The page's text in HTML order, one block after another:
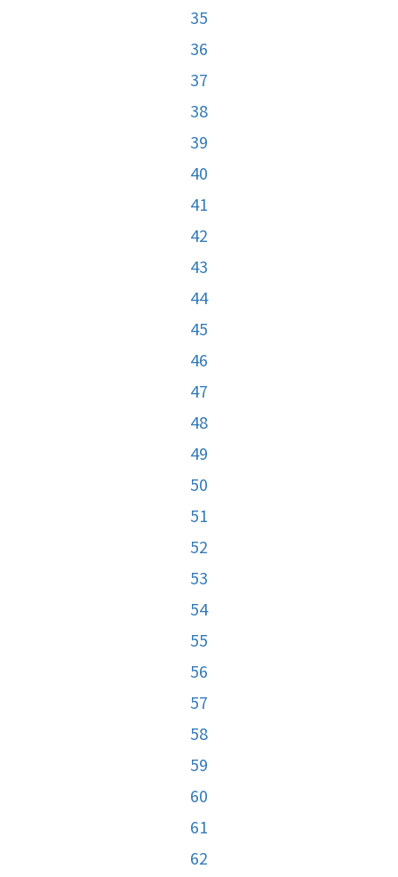
35
36
37
38
39
40
41
42
43
44
45
46
47
48
49
50
51
52
53
54
55
56
57
58
59
60
61
62